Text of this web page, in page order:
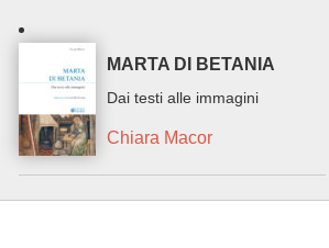
MARTA DI BETANIA
Dai testi alle immagini
Chiara Macor